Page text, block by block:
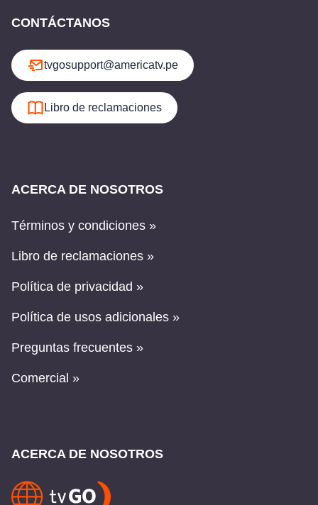
CONTÁCTANOS
tvgosupport@americatv.pe
Libro de reclamaciones
ACERCA DE NOSOTROS
Términos y condiciones »
Libro de reclamaciones »
Política de privacidad »
Política de usos adicionales »
Preguntas frecuentes »
Comercial »
ACERCA DE NOSOTROS